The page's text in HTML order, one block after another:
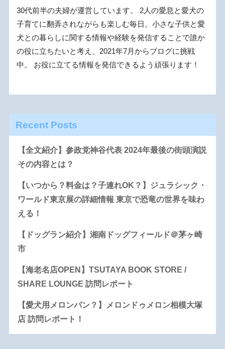
30代前半の夫婦が運営しています。 2人の愛息と愛犬の
子育てに翻弄されながらも楽しむ毎日。小さな子供と愛
犬との暮らしに関する情報や経験を発信することで誰か
の役に立ちたいと考え、2021年7月からブログに挑戦
中。 お役に立てる情報を発信できるよう頑張ります！
Recent Posts
【全文紹介】参政党神谷代表 2024年最後の街頭演説
その内容とは？
【いつから？料金は？子連れOK？】ジュラシック・
ワールド東京展の詳細情報 東京で恐竜の世界を味わ
える！
【ドッグラン紹介】湘南ドッグフィールド＠茅ヶ崎
市
【海老名店OPEN】TSUTAYA BOOK STORE /
SHARE LOUNGE 訪問レポート
【愛犬用メロンパン？】メロンドゥメロン相模大塚
店 訪問レポート！